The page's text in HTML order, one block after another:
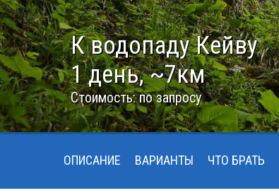
К водопаду Кейву
1 день, ~7км
Стоимость: по запросу
ОПИСАНИЕ ВАРИАНТЫ ЧТО БРАТЬ